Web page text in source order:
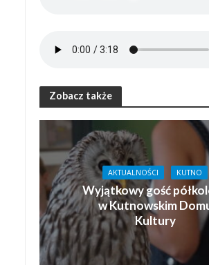
Zobacz także
AKTUALNOŚCI KUTNO
Wyjątkowy gość
w Kutnowskim
Kultury